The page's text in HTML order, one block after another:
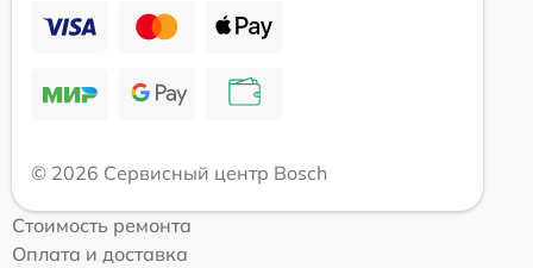
© 2026 Сервисный центр Bosch
Стоимость ремонта
Оплата и доставка